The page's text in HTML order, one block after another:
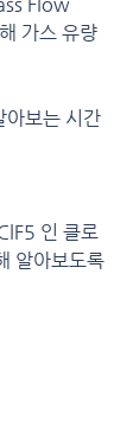
가스 유량
아보는 시간
인 클로
알아보도록